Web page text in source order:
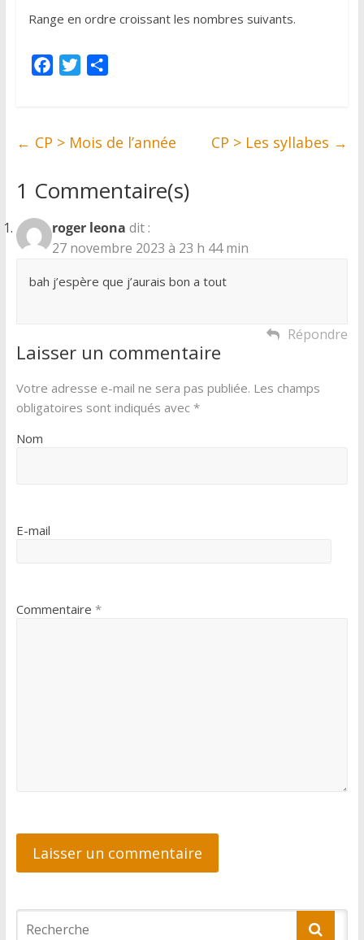
Range en ordre croissant les nombres suivants.
b
o
t
r
a
e
← CP > Mois de l’année CP > Les syllabes →
1 Commentaire(s)
roger leona dit :
27 novembre 2023 à 23 h 44 min
bah j’espère que j’aurais bon a tout
Répondre
Laisser un commentaire
Votre adresse e-mail ne sera pas publiée. Les champs
obligatoires sont indiqués avec *
Nom
E-mail
Commentaire *